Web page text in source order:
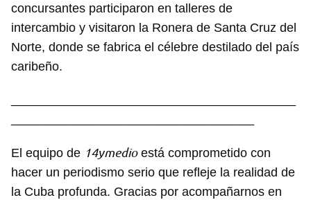
concursantes participaron en talleres de
intercambio y visitaron la Ronera de Santa Cruz del
Norte, donde se fabrica el célebre destilado del país
caribeño.
El equipo de 14ymedioestá comprometido con
hacer un periodismo serio que refleje la realidad de
la Cuba profunda. Gracias por acompañarnos en